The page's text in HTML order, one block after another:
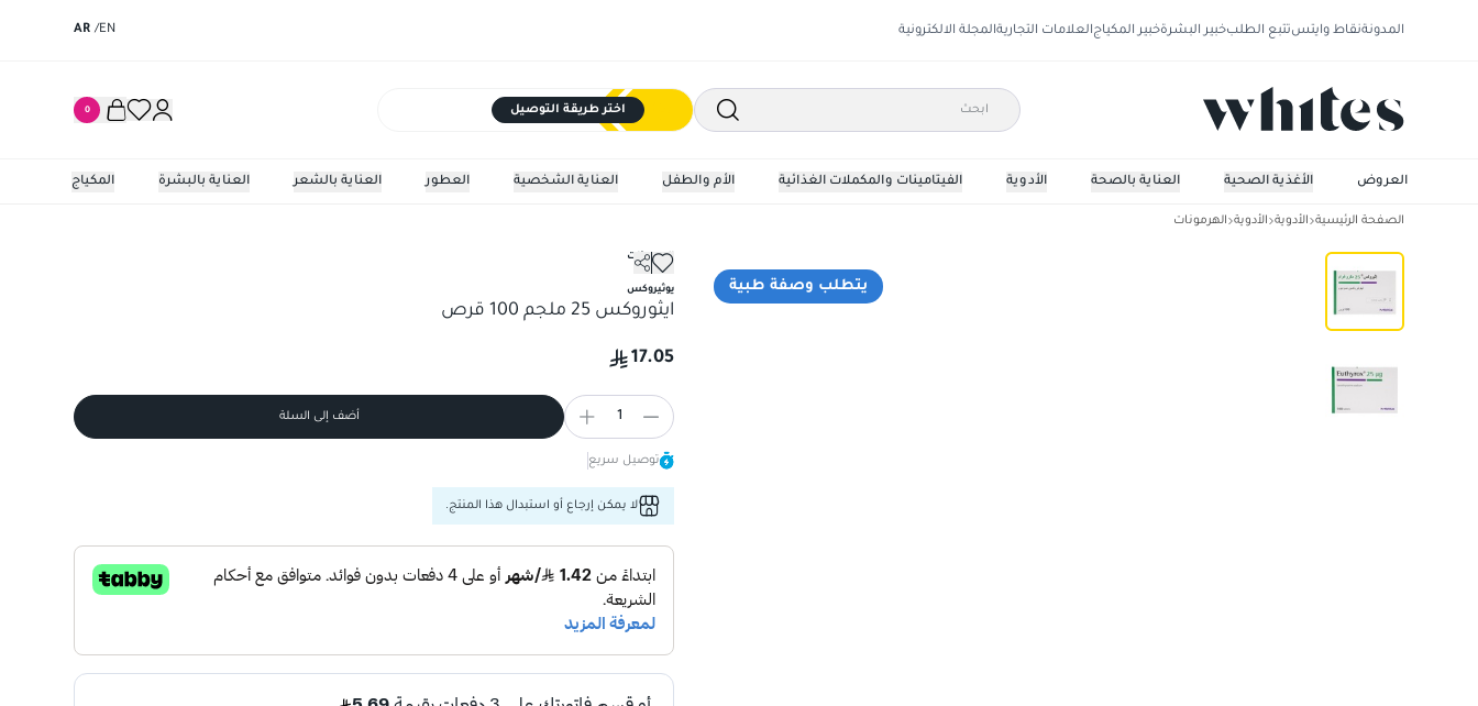
المدونةنقاط وايتستتبع الطلبخبير البشرةخبير المكياجالعلامات التجاريةالمجلة الالكترونية EN
/
AR
اختر طريقة التوصيل 0
المكياج العناية بالبشرة العناية بالشعر العطور العناية الشخصية الأم والطفل الفيتامينات والمكملات الغذائية الأدوية العناية بالصحة الأغذية الصحية العروض
الصفحة الرئيسية الأدوية الأدوية الهرمونات
يتطلب وصفة طبية
ايثوروكس 25 ملجم 100 قرص
الهرمونات
يوثيروكس
ايثوروكس 25 ملجم 100 قرص
17.05
1 أضف إلى السلة
توصيل سريع
لا يمكن إرجاع أو استبدال هذا المنتج.